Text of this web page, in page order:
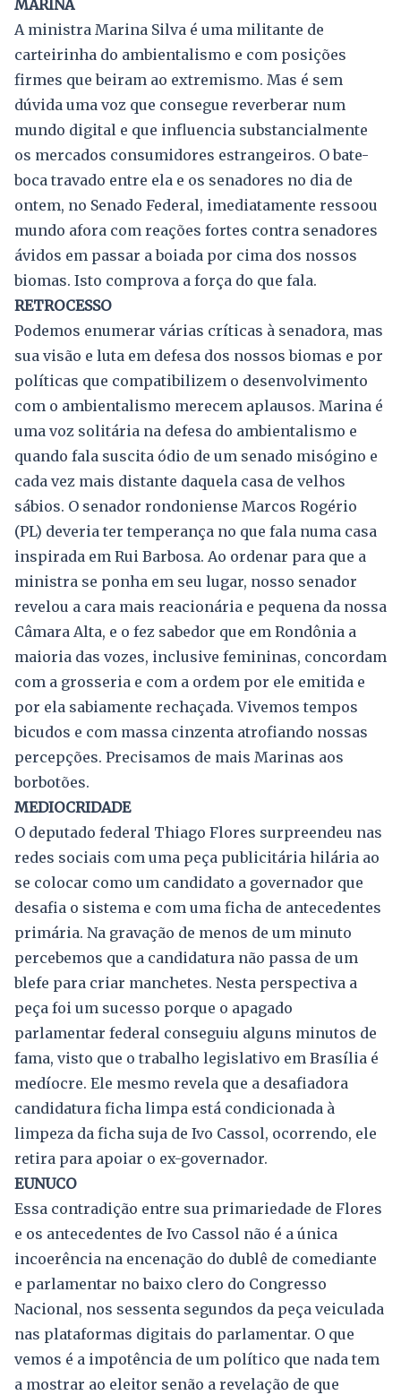
MARINA
A ministra Marina Silva é uma militante de
carteirinha do ambientalismo e com posições
firmes que beiram ao extremismo. Mas é sem
dúvida uma voz que consegue reverberar num
mundo digital e que influencia substancialmente
os mercados consumidores estrangeiros. O bate-
boca travado entre ela e os senadores no dia de
ontem, no Senado Federal, imediatamente ressoou
mundo afora com reações fortes contra senadores
ávidos em passar a boiada por cima dos nossos
biomas. Isto comprova a força do que fala.
RETROCESSO
Podemos enumerar várias críticas à senadora, mas
sua visão e luta em defesa dos nossos biomas e por
políticas que compatibilizem o desenvolvimento
com o ambientalismo merecem aplausos. Marina é
uma voz solitária na defesa do ambientalismo e
quando fala suscita ódio de um senado misógino e
cada vez mais distante daquela casa de velhos
sábios. O senador rondoniense Marcos Rogério
(PL) deveria ter temperança no que fala numa casa
inspirada em Rui Barbosa. Ao ordenar para que a
ministra se ponha em seu lugar, nosso senador
revelou a cara mais reacionária e pequena da nossa
Câmara Alta, e o fez sabedor que em Rondônia a
maioria das vozes, inclusive femininas, concordam
com a grosseria e com a ordem por ele emitida e
por ela sabiamente rechaçada. Vivemos tempos
bicudos e com massa cinzenta atrofiando nossas
percepções. Precisamos de mais Marinas aos
borbotões.
MEDIOCRIDADE
O deputado federal Thiago Flores surpreendeu nas
redes sociais com uma peça publicitária hilária ao
se colocar como um candidato a governador que
desafia o sistema e com uma ficha de antecedentes
primária. Na gravação de menos de um minuto
percebemos que a candidatura não passa de um
blefe para criar manchetes. Nesta perspectiva a
peça foi um sucesso porque o apagado
parlamentar federal conseguiu alguns minutos de
fama, visto que o trabalho legislativo em Brasília é
medíocre. Ele mesmo revela que a desafiadora
candidatura ficha limpa está condicionada à
limpeza da ficha suja de Ivo Cassol, ocorrendo, ele
retira para apoiar o ex-governador.
EUNUCO
Essa contradição entre sua primariedade de Flores
e os antecedentes de Ivo Cassol não é a única
incoerência na encenação do dublê de comediante
e parlamentar no baixo clero do Congresso
Nacional, nos sessenta segundos da peça veiculada
nas plataformas digitais do parlamentar. O que
vemos é a impotência de um político que nada tem
a mostrar ao eleitor senão a revelação de que